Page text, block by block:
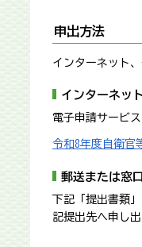
申出方法
インターネット
インターネッ
電子申請サービ
令和8年度自衛官
郵送または窓
下記「提出書類
記提出先へ申し出